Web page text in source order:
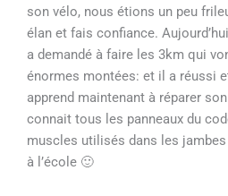
son vélo, nous étions un peu
élan et fais confiance.
a demandé à faire les 3km qui
énormes montées: et il a réussi
apprend maintenant à réparer
connait tous les panneaux du
muscles utilisés dans les jambes
à l’école 🙂